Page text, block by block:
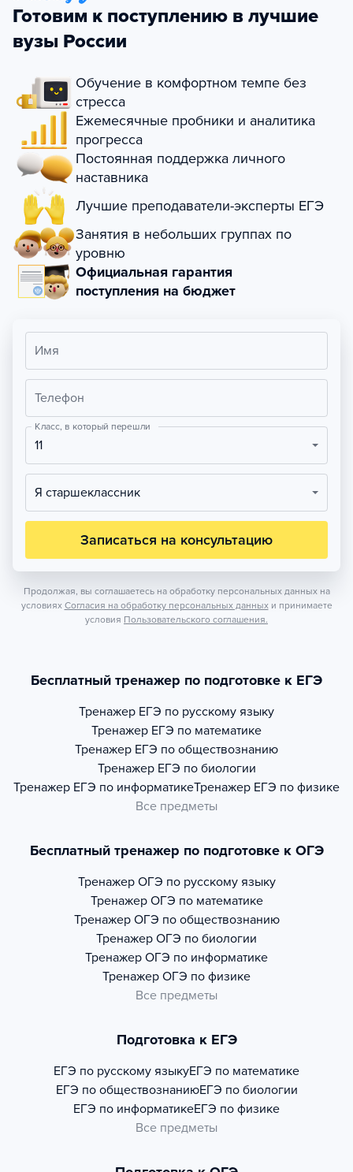
Готовим к поступлению в лучшие
вузы России
Обучение в комфортном темпе без
стресса
Ежемесячные пробники и аналитика
прогресса
Постоянная поддержка личного
наставника
Лучшие преподаватели-эксперты ЕГЭ
Занятия в небольших группах по
уровню
Официальная гарантия
поступления на бюджет
Имя
Телефон
Класс, в который перешли
11
Я старшеклассник
Записаться на консультацию
Продолжая, вы соглашаетесь на обработку персональных данных на
условиях Согласия на обработку персональных данных и принимаете
условия Пользовательского соглашения.
Бесплатный тренажер по подготовке к ЕГЭ
Тренажер ЕГЭ по русскому языку
Тренажер ЕГЭ по математике
Тренажер ЕГЭ по обществознанию
Тренажер ЕГЭ по биологии
Тренажер ЕГЭ по информатикеТренажер ЕГЭ по физике
Все предметы
Бесплатный тренажер по подготовке к ОГЭ
Тренажер ОГЭ по русскому языку
Тренажер ОГЭ по математике
Тренажер ОГЭ по обществознанию
Тренажер ОГЭ по биологии
Тренажер ОГЭ по информатике
Тренажер ОГЭ по физике
Все предметы
Подготовка к ЕГЭ
ЕГЭ по русскому языкуЕГЭ по математике
ЕГЭ по обществознаниюЕГЭ по биологии
ЕГЭ по информатикеЕГЭ по физике
Все предметы